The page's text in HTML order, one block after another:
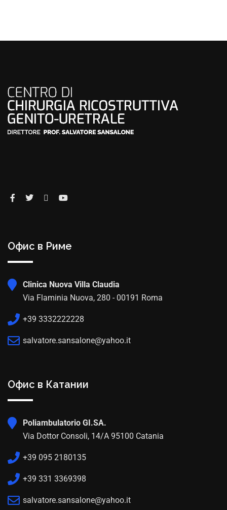
Офис в Риме
Clinica Nuova Villa Claudia
Via Flaminia Nuova, 280 - 00191 Roma
+39 3332222228
salvatore.sansalone@yahoo.it
Офис в Катании
Poliambulatorio GI.SA.
Via Dottor Consoli, 14/A 95100 Catania
+39 095 2180135
+39 331 3369398
salvatore.sansalone@yahoo.it